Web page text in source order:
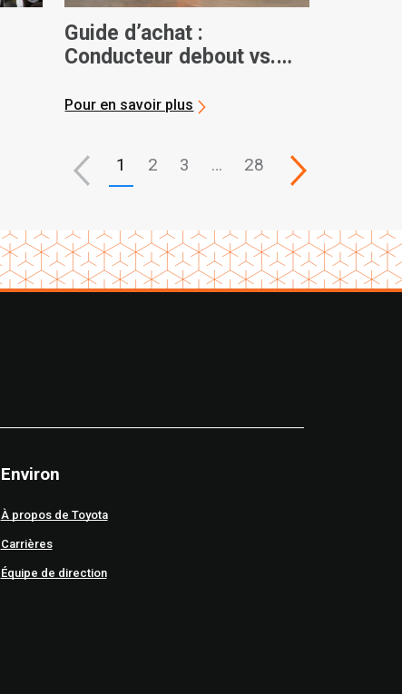
Guide d’achat :
Conducteur debout vs.
électriques assis
Pour en savoir plus
1 2 3 … 28
Environ
À propos de Toyota
Carrières
Équipe de direction